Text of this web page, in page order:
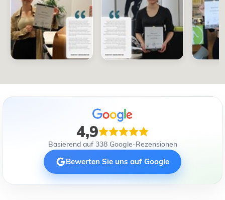
4,9
Basierend auf 338 Google-Rezensionen
Bewerten Sie uns auf Google